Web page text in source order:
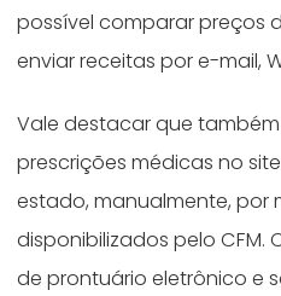
possível comparar preços
enviar receitas por e-mail,
Vale destacar que
prescrições médicas no
estado, manualmente, por
disponibilizados pelo
de prontuário eletrônico e